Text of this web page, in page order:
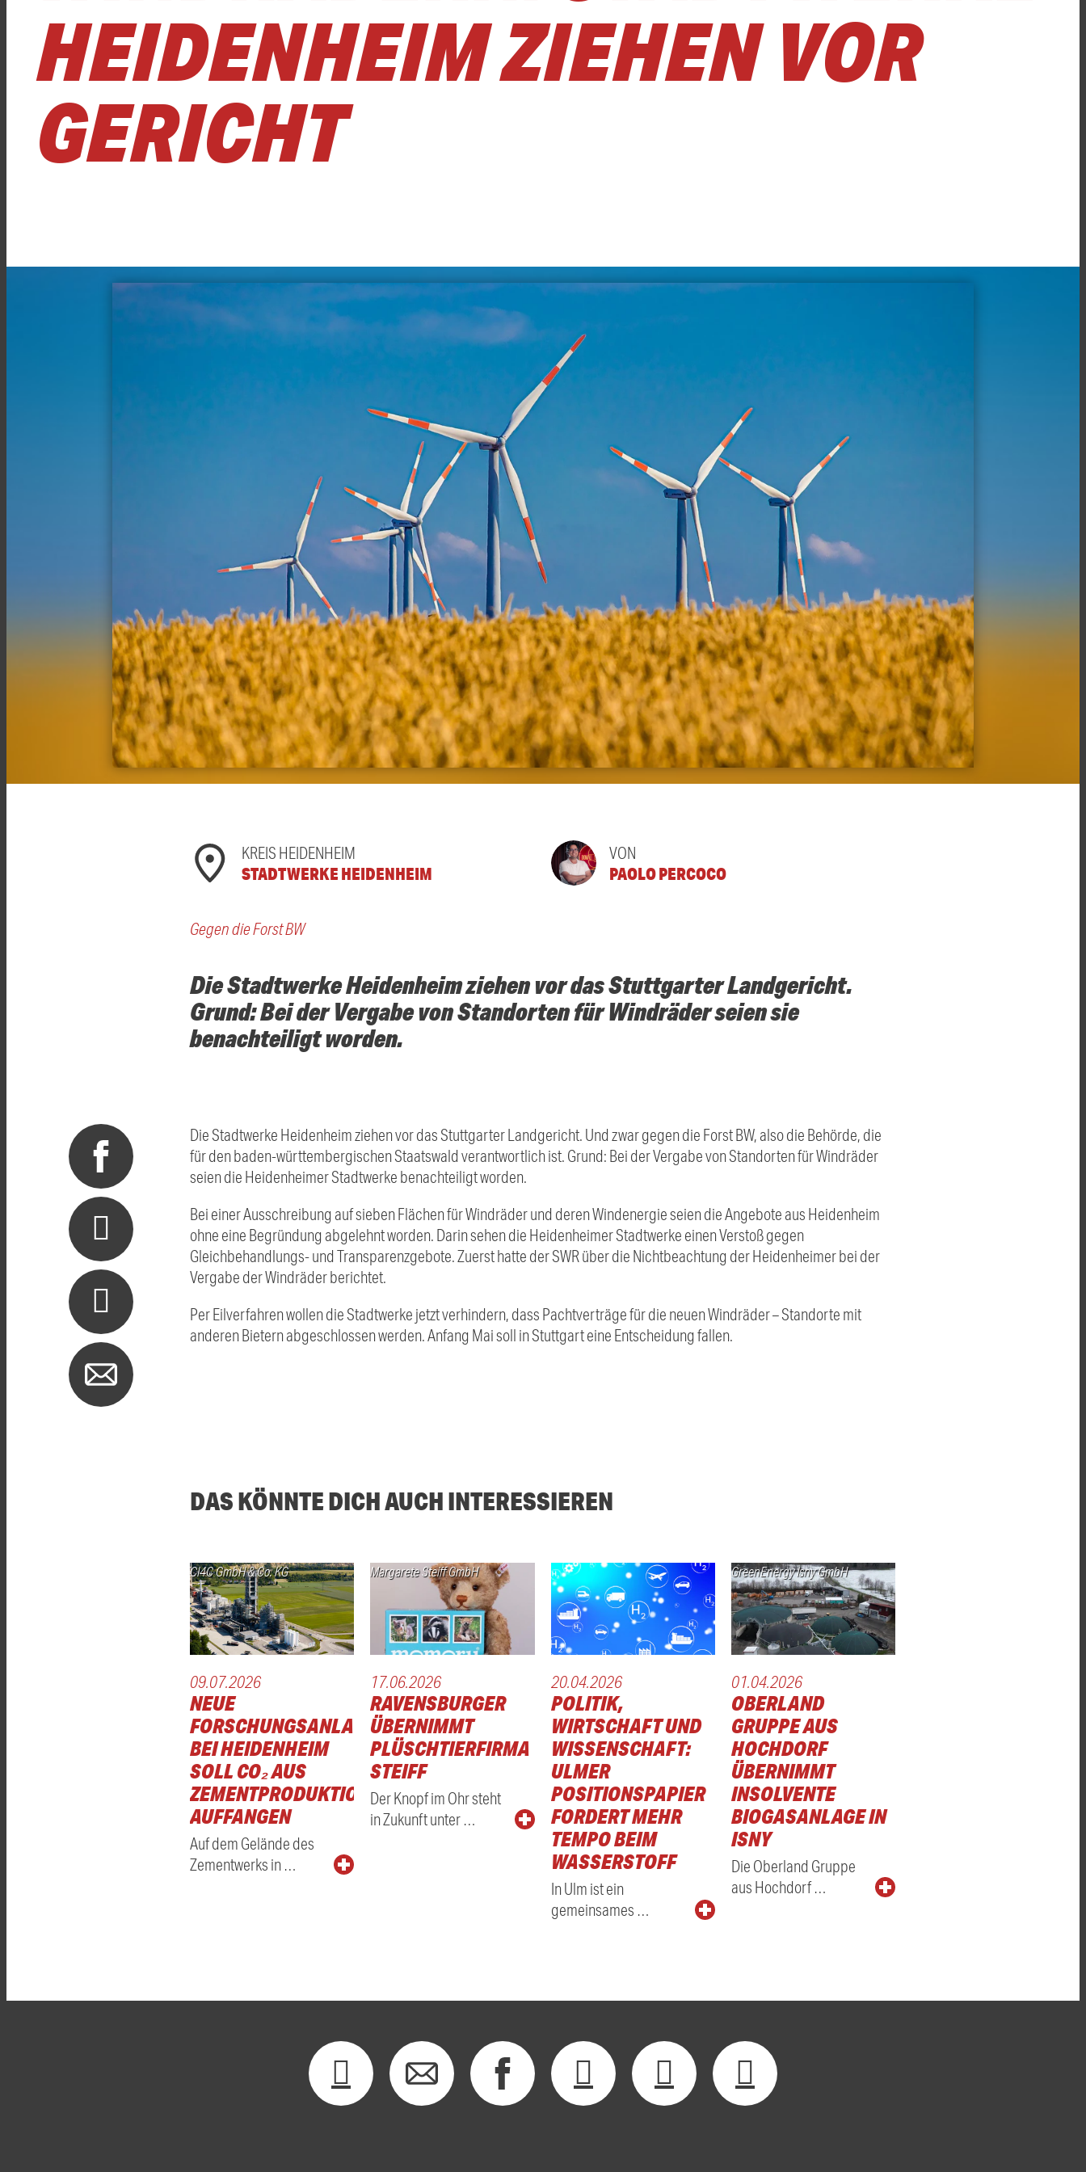
HEIDENHEIM ZIEHEN VOR
GERICHT
KREIS HEIDENHEIM
STADTWERKE HEIDENHEIM
VON
PAOLO PERCOCO
Gegen die Forst BW
Die Stadtwerke Heidenheim ziehen vor das Stuttgarter Landgericht.
Grund: Bei der Vergabe von Standorten für Windräder seien sie
benachteiligt worden.
Die Stadtwerke Heidenheim ziehen vor das Stuttgarter Landgericht. Und zwar gegen die Forst BW, also die Behörde, die
für den baden-württembergischen Staatswald verantwortlich ist. Grund: Bei der Vergabe von Standorten für Windräder
seien die Heidenheimer Stadtwerke benachteiligt worden.
Bei einer Ausschreibung auf sieben Flächen für Windräder und deren Windenergie seien die Angebote aus Heidenheim
ohne eine Begründung abgelehnt worden. Darin sehen die Heidenheimer Stadtwerke einen Verstoß gegen
Gleichbehandlungs- und Transparenzgebote. Zuerst hatte der SWR über die Nichtbeachtung der Heidenheimer bei der
Vergabe der Windräder berichtet.
Per Eilverfahren wollen die Stadtwerke jetzt verhindern, dass Pachtverträge für die neuen Windräder – Standorte mit
anderen Bietern abgeschlossen werden. Anfang Mai soll in Stuttgart eine Entscheidung fallen.
DAS KÖNNTE DICH AUCH INTERESSIEREN
CI4C GmbH & Co. KG
09.07.2026
NEUE
FORSCHUNGSANLAGE
BEI HEIDENHEIM
SOLL CO₂ AUS
ZEMENTPRODUKTION
AUFFANGEN
Auf dem Gelände des
Zementwerks in …
Margarete Steiff GmbH
17.06.2026
RAVENSBURGER
ÜBERNIMMT
PLÜSCHTIERFIRMA
STEIFF
Der Knopf im Ohr steht
in Zukunft unter …
20.04.2026
POLITIK,
WIRTSCHAFT UND
WISSENSCHAFT:
ULMER
POSITIONSPAPIER
FORDERT MEHR
TEMPO BEIM
WASSERSTOFF
In Ulm ist ein
gemeinsames …
GreenEnergy Isny GmbH
01.04.2026
OBERLAND
GRUPPE AUS
HOCHDORF
ÜBERNIMMT
INSOLVENTE
BIOGASANLAGE IN
ISNY
Die Oberland Gruppe
aus Hochdorf …